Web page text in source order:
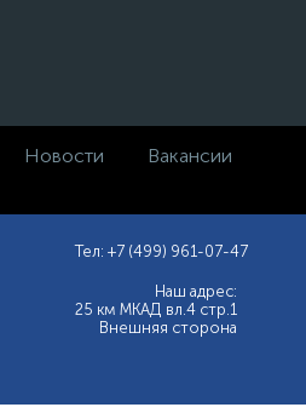
Новости
Вакансии
Тел: +7 (499) 961-07-47
Наш адрес:
25 км МКАД вл.4 стр.1
Внешняя сторона